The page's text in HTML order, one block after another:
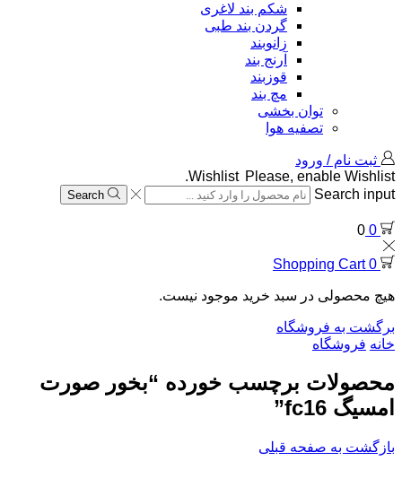
شکم بند لاغری
گردن بند طبی
زانوبند
آرنج بند
قوزبند
مچ بند
توان بخشی
تصفیه هوا
ثبت نام / ورود
Wishlist Please, enable Wishlist.
Search input
Search
0
0
0
Shopping Cart
هیچ محصولی در سبد خرید موجود نیست.
برگشت به فروشگاه
خانه فروشگاه
محصولات برچسب خورده “بخور صورت
امسیگ fc16”
بازگشت به صفحه قبلی